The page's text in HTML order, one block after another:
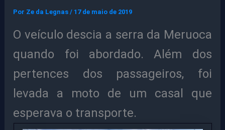
Por Ze da Legnas/ 17 de maio de 2019
O veículo descia a serra da Meruoca
quando foi abordado. Além dos
pertences dos passageiros, foi
levada a moto de um casal que
esperava o transporte.